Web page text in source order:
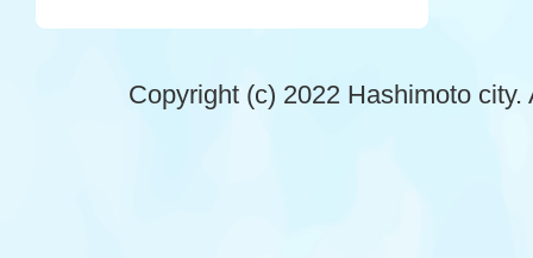
Copyright (c) 2022 Hashimoto